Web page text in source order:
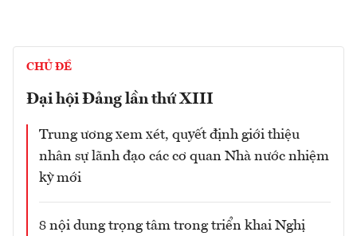
CHỦ ĐỀ
Đại hội Đảng lần thứ XIII
Trung ương xem xét, quyết định giới thiệu
nhân sự lãnh đạo các cơ quan Nhà nước nhiệm
kỳ mới
8 nội dung trọng tâm trong triển khai Nghị